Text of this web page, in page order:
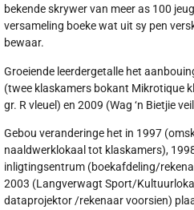
bekende skrywer van meer as 100
versameling boeke wat uit sy pen
bewaar.
Groeiende leerdergetalle het
(twee klaskamers bokant Mikrotique
gr. R vleuel) en 2009 (Wag ‘n Bietjie
Gebou veranderinge het in 1997
naaldwerklokaal tot klaskamers),
inligtingsentrum (boekafdeling/
2003 (Langverwagt Sport/
dataprojektor /rekenaar voorsien)